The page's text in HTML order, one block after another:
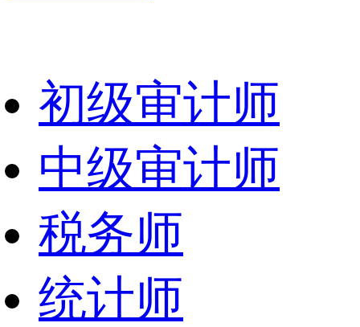
初级审计师
中级审计师
税务师
统计师